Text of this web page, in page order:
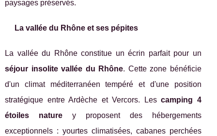
paysages préservés.
La vallée du Rhône et ses pépites
La vallée du Rhône constitue un écrin parfait pour un
séjour insolite vallée du Rhône. Cette zone bénéficie
d'un climat méditerranéen tempéré et d'une position
stratégique entre Ardèche et Vercors. Lescamping 4
étoiles naturey proposent des hébergements
exceptionnels : yourtes climatisées, cabanes perchées